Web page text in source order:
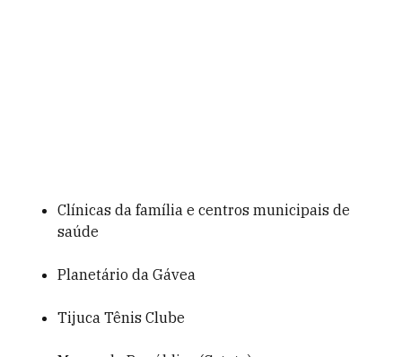
Clínicas da família e centros municipais de
saúde
Planetário da Gávea
Tijuca Tênis Clube